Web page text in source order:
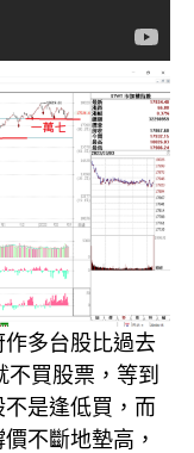
多台股比過去
買股票，等到
是逢低買，而
不斷地墊高，